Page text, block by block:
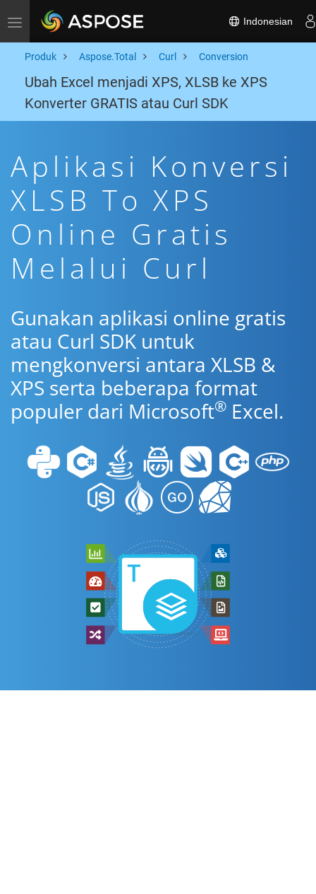
Toggle navigation Indonesian
Produk Aspose.Total Curl Conversion
Ubah Excel menjadi XPS, XLSB ke XPS
Konverter GRATIS atau Curl SDK
Aplikasi Konversi
XLSB To XPS
Online Gratis
Melalui Curl
Gunakan aplikasi online gratis
atau Curl SDK untuk
mengkonversi antara XLSB &
XPS serta beberapa format
populer dari Microsoft® Excel.